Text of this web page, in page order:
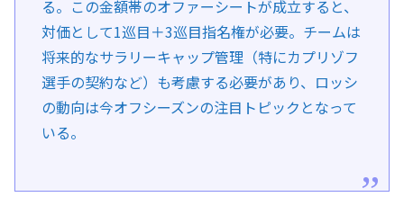
る。この金額帯のオファーシートが成立すると、
対価として1巡目＋3巡目指名権が必要。チームは
将来的なサラリーキャップ管理（特にカプリゾフ
選手の契約など）も考慮する必要があり、ロッシ
の動向は今オフシーズンの注目トピックとなって
いる。